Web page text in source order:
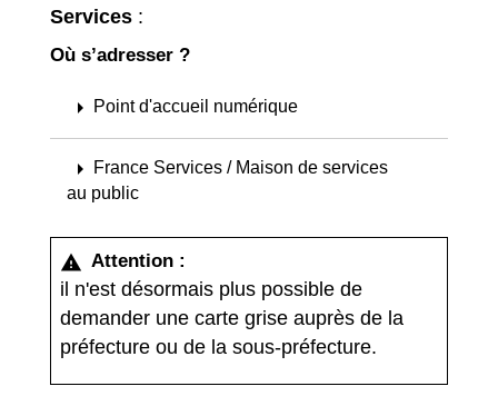
Services :
Où s’adresser ?
arrow_right Point d'accueil numérique
arrow_right
France Services / Maison de services
au public
warning Attention :
il n'est désormais plus possible de
demander une carte grise auprès de la
préfecture ou de la sous-préfecture.